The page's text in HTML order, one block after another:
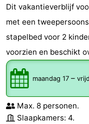
Dit vakantieverblijf
met een
stapelbed voor 2
voorzien en beschikt
maandag 17 –
Max. 8 personen.
Slaapkamers: 4.